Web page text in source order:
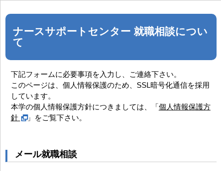
ナースサポートセンター 就職相談につい
て
下記フォームに必要事項を入力し、ご連絡下さい。
このページは、個人情報保護のため、SSL暗号化通信を採用
しています。
本学の個人情報保護方針につきましては、「個人情報保護方
針
」をご覧下さい。
メール就職相談